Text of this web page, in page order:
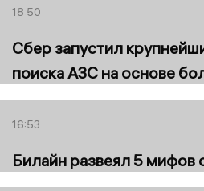
18:50
Сбер запустил
поиска АЗС на основе
16:53
Билайн развеял 5 мифов